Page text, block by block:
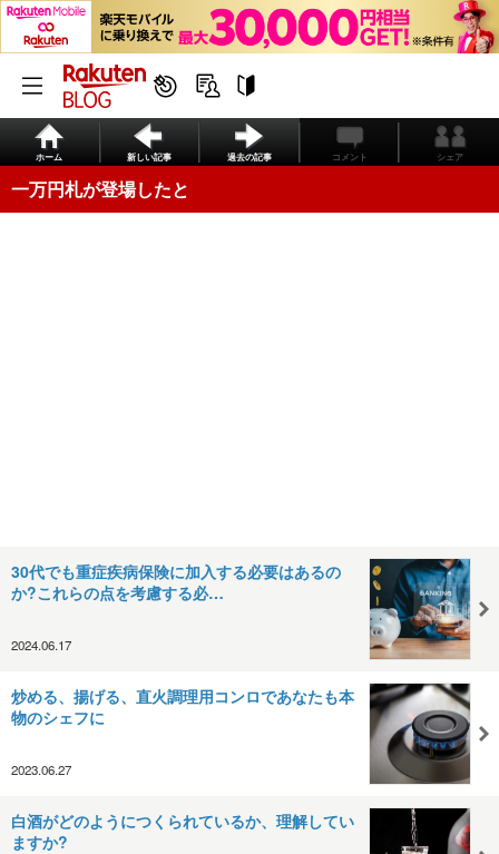
ホーム 新しい記事 過去の記事 コメント シェア
一万円札が登場したと
30代でも重症疾病保険に加入する必要はあるの
か?これらの点を考慮する必…
2024.06.17
炒める、揚げる、直火調理用コンロであなたも本
物のシェフに
2023.06.27
白酒がどのようにつくられているか、理解してい
ますか?